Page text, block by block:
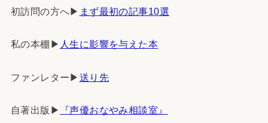
初訪問の方へ▶︎ まず最初の記事10選
私の本棚▶︎ 人生に影響を与えた本
ファンレター▶︎ 送り先
自著出版▶︎ 『声優おなやみ相談室』